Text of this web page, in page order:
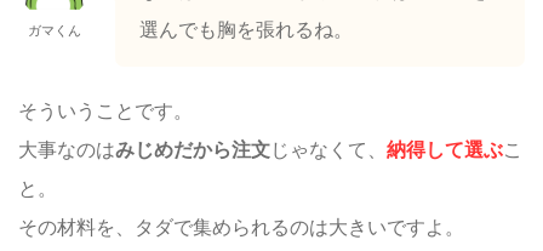
ガマくん
選んでも胸を張れるね。
そういうことです。
大事なのはみじめだから注文じゃなくて、 納得して選ぶこ
と。
その材料を、タダで集められるのは大きいですよ。